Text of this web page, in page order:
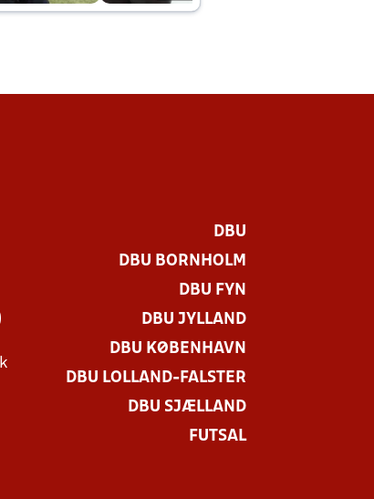
DBU
DBU BORNHOLM
DBU FYN
DBU JYLLAND
DBU KØBENHAVN
DBU LOLLAND-FALSTER
DBU SJÆLLAND
FUTSAL